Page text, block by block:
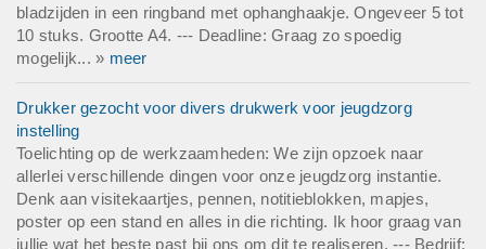
bladzijden in een ringband met ophanghaakje. Ongeveer 5 tot
10 stuks. Grootte A4. --- Deadline: Graag zo spoedig
mogelijk... » meer
Drukker gezocht voor divers drukwerk voor jeugdzorg
instelling
Toelichting op de werkzaamheden: We zijn opzoek naar
allerlei verschillende dingen voor onze jeugdzorg instantie.
Denk aan visitekaartjes, pennen, notitieblokken, mapjes,
poster op een stand en alles in die richting. Ik hoor graag van
jullie wat het beste past bij ons om dit te realiseren. --- Bedrijf: